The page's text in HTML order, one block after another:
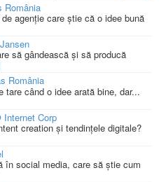
România
agenție care știe că o idee bună
să gândească și să producă
România
când o idee arată bine, dar...
Internet Corp
creation și tendințele digitale?
în social media, care să știe cum